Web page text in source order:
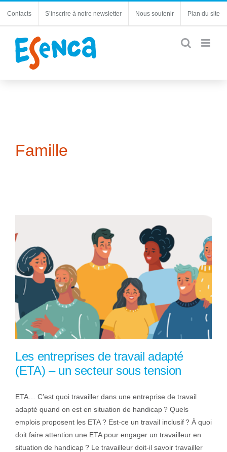
Contacts S’inscrire à notre newsletter Nous soutenir Plan du site
Famille
Les entreprises de travail adapté
(ETA) – un secteur sous tension
ETA… C’est quoi travailler dans une entreprise de travail
adapté quand on est en situation de handicap ? Quels
emplois proposent les ETA ? Est-ce un travail inclusif ? À quoi
doit faire attention une ETA pour engager un travailleur en
situation de handicap ? Le travailleur doit-il savoir travailler